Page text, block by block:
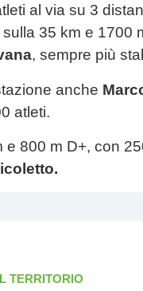
al via su 3
35 km e 1700
, sempre più
anche
atleti.
e 800 m D+, con
TERRITORIO